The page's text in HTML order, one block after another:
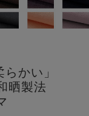
かい」
晒製法